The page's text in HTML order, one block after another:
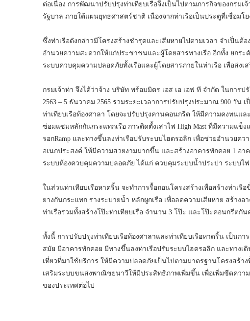
ต่อเนื่อง การพัฒนาปรับปรุงท่าเทียบเรือจึงเป็นไปตามภารกิจของกรม
รัฐบาล ภายใต้แผนยุทธศาสตร์ชาติ เนื่องจากท่าเรือเป็นประตูที่เชื่อมโ
ซึ่งท่าเรือดังกล่าวมีโครงสร้างชำรุดและเสียหายไปตามเวลา จำเป็น
อำนวยความสะดวกให้แก่ประชาชนและผู้โดยสารทางเรือ อีกทั้ง ยกร
ระบบควบคุมความปลอดภัยทั้งเรือและผู้โดยสารภายในท่าเรือ เพื่อส่ง
กรมเจ้าท่า จึงได้ว่าจ้าง บริษัท พร้อมมิตร เอส เอ เอฟ ที จำกัด ในการ
2563 – 5 ธันวาคม 2565 รวมระยะเวลาการปรับปรุงประมาณ 900 วัน
ท่าเทียบเรือท้องศาลา โดยจะปรับปรุงคานคอนกรีต ให้มีความคงทนแ
ซ่อมแซมหลักกันกระแทกเรือ การติดตั้งเสาไฟ High Mast ที่มีความแ
รอกRamp และทางขึ้นลงท่าเรือปรับระบบไฮดรอลิก เพื่อช่วยอำนวยค
อเนกประสงค์ ให้มีความสวยงามมากขึ้น และสร้างอาคารพักคอย 1 อ
ระบบห้องควบคุมความปลอดภัย ได้แก่ ควบคุมระบบน้ำประปา ระบบไ
ในส่วนท่าเทียบเรือหาดริ้น จะทำการรื้อถอนโครงสร้างเพื่อสร้างท่าเ
ยางกันกระแทก รางระบายน้ำ หลักผูกเรือ เพื่อลดความเสียหาย สร้าง
ท่าเรือรวมทั้งสร้างโป๊ะท่าเทียบเรือ จำนวน 3 โป๊ะ และโป๊ะคอนกรีต
ทั้งนี้ การปรับปรุงท่าเทียบเรือท้องศาลาและท่าเทียบเรือหาดริ้น เป็นก
สมัย มีอาคารพักคอย มีทางขึ้นลงท่าเรือปรับระบบไฮดรอลิก และทางเ
เที่ยวที่มาใช้บริการ ให้มีความปลอดภัยเป็นไปตามมาตรฐานโครงสร้
เสริมระบบขนส่งพาณิชยนาวีให้มีประสิทธิภาพเพิ่มขึ้น เพื่อเพิ่มขีดคว
ของประเทศต่อไป